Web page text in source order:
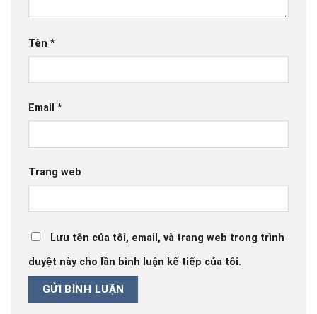
Tên *
Email *
Trang web
Lưu tên của tôi, email, và trang web trong trình
duyệt này cho lần bình luận kế tiếp của tôi.